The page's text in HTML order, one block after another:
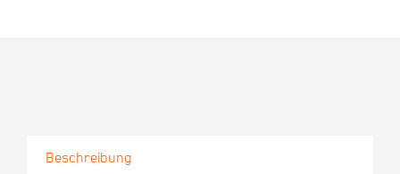
Beschreibung